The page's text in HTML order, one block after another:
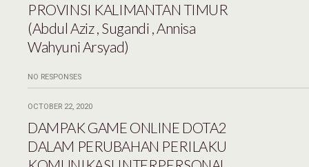
PROVINSI KALIMANTAN TIMUR
(Abdul Aziz , Sugandi , Annisa
Wahyuni Arsyad)
NO RESPONSES
OCTOBER 22, 2020
DAMPAK GAME ONLINE DOTA2
DALAM PERUBAHAN PERILAKU